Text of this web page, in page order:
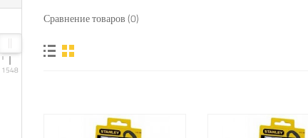
1548
Сравнение товаров (0)